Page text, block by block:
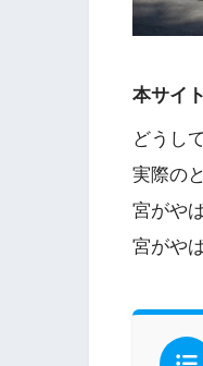
本サイ
どうし
実際の
宮がや
宮がや